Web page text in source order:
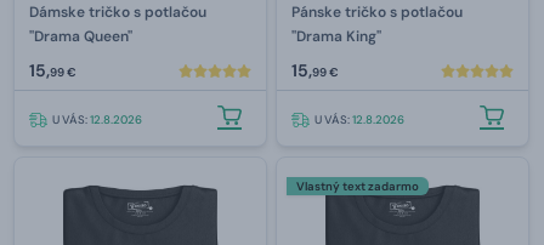
Dámske tričko s potlačou
"Drama Queen"
15,99 €
U VÁS:12.8.2026
Pánske tričko s potlačou
"Drama King"
15,99 €
U VÁS:12.8.2026
Vlastný text zadarmo